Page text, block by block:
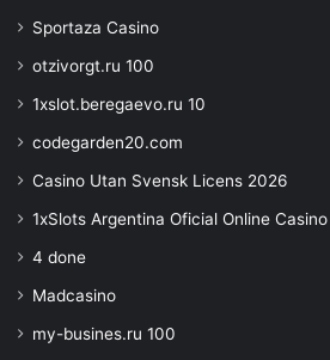
Sportaza Casino
otzivorgt.ru 100
1xslot.beregaevo.ru 10
codegarden20.com
Casino Utan Svensk Licens 2026
1xSlots Argentina Oficial Online Casino
4 done
Madcasino
my-busines.ru 100